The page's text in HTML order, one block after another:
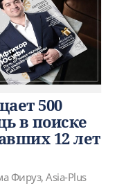
500
в поиске
12 лет
Фируз, Asia-Plus